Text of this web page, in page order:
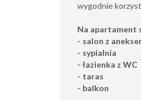
wygodnie
Na apartament
- salon z
- sypialnia
- łazienka z WC
- taras
- balkon